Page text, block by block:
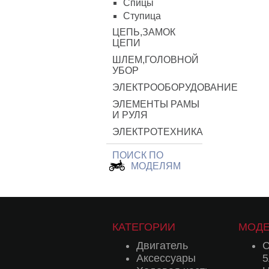
Спицы
Ступица
ЦЕПЬ,ЗАМОК
ЦЕПИ
ШЛЕМ,ГОЛОВНОЙ
УБОР
ЭЛЕКТРООБОРУДОВАНИЕ
ЭЛЕМЕНТЫ РАМЫ
И РУЛЯ
ЭЛЕКТРОТЕХНИКА
ПОИСК ПО
МОДЕЛЯМ
КАТЕГОРИИ
Двигатель
Аксессуары